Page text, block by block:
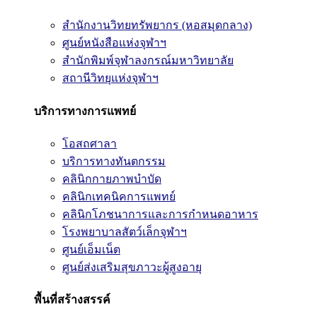
สำนักงานวิทยทรัพยากร (หอสมุดกลาง)
ศูนย์หนังสือแห่งจุฬาฯ
สำนักพิมพ์จุฬาลงกรณ์มหาวิทยาลัย
สถานีวิทยุแห่งจุฬาฯ
บริการทางการแพทย์
โอสถศาลา
บริการทางทันตกรรม
คลินิกกายภาพบำบัด
คลินิกเทคนิคการแพทย์
คลินิกโภชนาการและการกำหนดอาหาร
โรงพยาบาลสัตว์เล็กจุฬาฯ
ศูนย์เอ็มเน็ต
ศูนย์ส่งเสริมสุขภาวะผู้สูงอายุ
พื้นที่สร้างสรรค์